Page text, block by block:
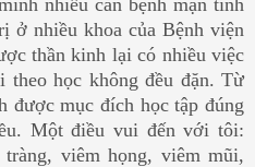
ở nhiều khoa của Bệnh viện
thần kinh lại có nhiều việc
học không đều đặn. Từ
được mục đích học tập đúng
Một điều vui đến với tôi:
viêm họng, viêm mũi,